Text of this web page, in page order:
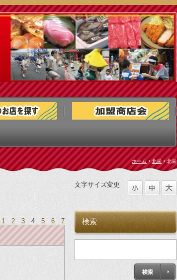
ホーム 北栄 北栄
1 2 3 4 5 6
7
文字サイズ変更
検索